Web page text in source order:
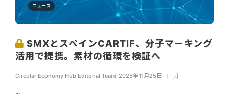
ニュース
SMXとスペインCARTIF、分子マーキング
活用で提携。素材の循環を検証へ
Circular Economy Hub Editorial Team 2025年11月25日
...